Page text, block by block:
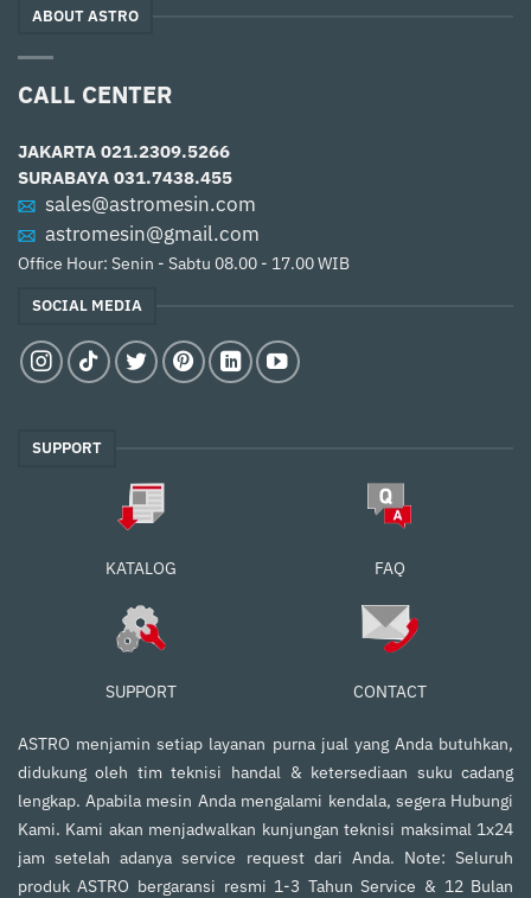
ABOUT ASTRO
CALL CENTER
JAKARTA 021.2309.5266
SURABAYA 031.7438.455
sales@astromesin.com
astromesin@gmail.com
Office Hour: Senin - Sabtu 08.00 - 17.00 WIB
SOCIAL MEDIA
SUPPORT
KATALOG FAQ
SUPPORT CONTACT
ASTRO menjamin setiap layanan purna jual yang Anda butuhkan,
didukung oleh tim teknisi handal & ketersediaan suku cadang
lengkap. Apabila mesin Anda mengalami kendala, segera Hubungi
Kami. Kami akan menjadwalkan kunjungan teknisi maksimal 1x24
jam setelah adanya service request dari Anda. Note: Seluruh
produk ASTRO bergaransi resmi 1-3 Tahun Service & 12 Bulan